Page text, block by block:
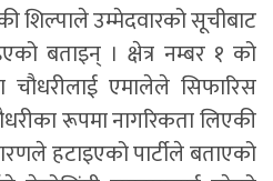
शिल्पाले उम्मेदवारको सूचीबाट
बताइन् । क्षेत्र नम्बर १ को
चौधरीलाई एमालेले सिफारिस
रूपमा नागरिकता लिएकी
हटाइएको पार्टीले बताएको